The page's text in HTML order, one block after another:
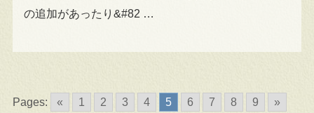
の追加があったり&#82 …
Pages: « 1 2 3 4 5 6 7 8 9 »